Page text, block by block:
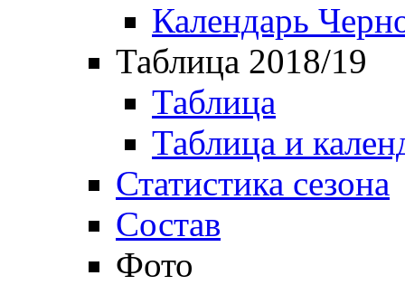
Календарь
Таблица 2018/19
Таблица
Таблица и
Статистика сезона
Состав
Фото